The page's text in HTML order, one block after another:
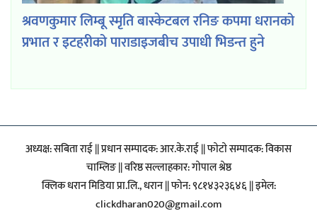
श्रवणकुमार लिम्बू स्मृति बास्केटबल रनिङ कपमा धरानको
प्रभात र इटहरीको पाराडाइजबीच उपाधी भिडन्त हुने
अध्यक्ष: सबिता राई || प्रधान सम्पादक: आर.के.राई || फाेटाे सम्पादक: विकास
चाम्लिङ || वरिष्ठ सल्लाहकार: गाेपाल श्रेष्ठ
क्लिक धरान मिडिया प्रा.लि., धरान || फोन: ९८१४३२३६४६ || इमेल:
clickdharan020@gmail.com